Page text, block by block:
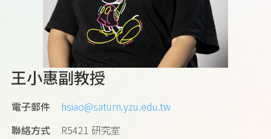
王小惠副教授
電子郵件
hsiao@saturn.yzu.edu.tw
聯絡方式
R5421 研究室